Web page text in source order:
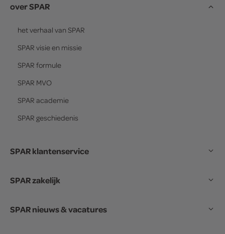
over SPAR
het verhaal van SPAR
SPAR visie en missie
SPAR formule
SPAR MVO
SPAR academie
SPAR geschiedenis
SPAR klantenservice
SPAR zakelijk
SPAR nieuws & vacatures